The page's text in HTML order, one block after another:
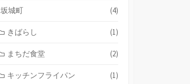
坂城町 (4)
きばらし (1)
まちだ食堂 (2)
キッチンフライパン (1)